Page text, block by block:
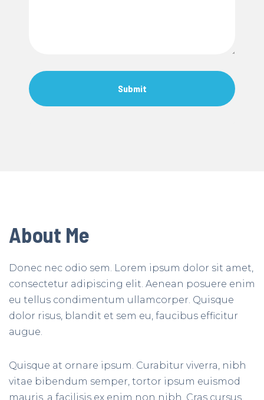
About Me
Donec nec odio sem. Lorem ipsum dolor sit amet,
consectetur adipiscing elit. Aenean posuere enim
eu tellus condimentum ullamcorper. Quisque
dolor risus, blandit et sem eu, faucibus efficitur
augue.
Quisque at ornare ipsum. Curabitur viverra, nibh
vitae bibendum semper, tortor ipsum euismod
mauris, a facilisis ex enim non nibh. Cras cursus